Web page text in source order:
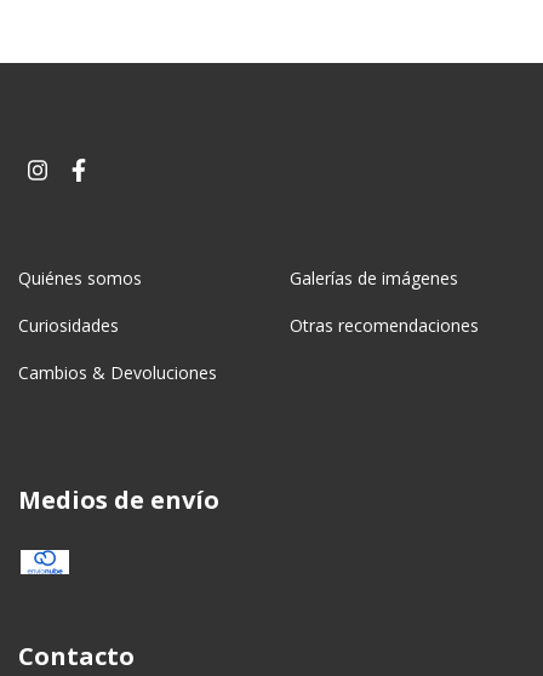
Quiénes somos Galerías de imágenes
Curiosidades Otras recomendaciones
Cambios & Devoluciones
Medios de envío
Contacto